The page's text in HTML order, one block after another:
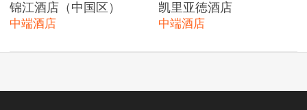
锦江酒店（中国区）
中端酒店
凯里亚徳酒店
中端酒店